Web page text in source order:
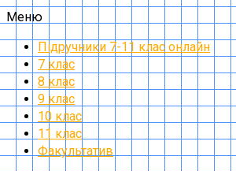
Меню
Підручники 7-11 клас онлайн
7 клас
8 клас
9 клас
10 клас
11 клас
Факультатив